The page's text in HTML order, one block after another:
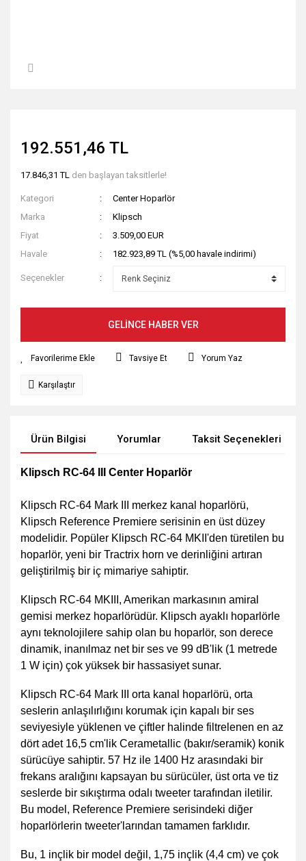
192.551,46 TL
17.846,31 TL den başlayan taksitlerle!
Kategori
Center Hoparlör
Marka
Klipsch
Fiyat
3.509,00 EUR
Havale
182.923,89 TL (%5,00 havale indirimi)
Seçenekler
GELİNCE HABER VER
Tavsiye Et Yorum Yaz
Karşılaştır
Ürün Bilgisi Yorumlar Taksit Seçenekleri
Klipsch RC-64 III Center Hoparlör
Klipsch RC-64 Mark III merkez kanal hoparlörü,
Klipsch Reference Premiere serisinin en üst düzey
modelidir. Popüler Klipsch RC-64 MKII'den türetilen bu
hoparlör, yeni bir Tractrix horn ve derinliğini artıran
geliştirilmiş bir iç mimariye sahiptir.
Klipsch RC-64 MKIII, Amerikan markasının amiral
gemisi merkez hoparlörüdür. Klipsch ayaklı hoparlörle
aynı teknolojilere sahip olan bu hoparlör, son derece
dinamik, inanılmaz net bir ses ve 99 dB'lik (1 metrede
1 W için) çok yüksek bir hassasiyet sunar.
Klipsch RC-64 Mark III orta kanal hoparlörü, orta
seslerin anlaşılırlığını korumak için kapalı bir ses
seviyesiyle yüklenen ve çiftler halinde filtrelenen en az
dört adet 16,5 cm'lik Cerametallic (bakır/seramik) konik
sürücüye sahiptir. 57 Hz ile 1400 Hz arasındaki bir
frekans aralığını kapsayan bu sürücüler, üst orta ve tiz
seslerde bir sıkıştırma odalı tweeter tarafından iletilir.
Bu model, Reference Premiere serisindeki diğer
hoparlörlerin tweeter'larından tamamen farklıdır.
Bu, 1 inçlik bir model değil, 1,75 inçlik (4,4 cm) ve çok